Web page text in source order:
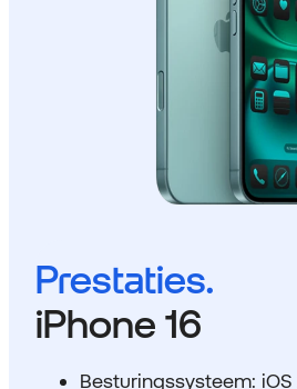
Prestaties.
iPhone 16
Besturingssysteem: iOS